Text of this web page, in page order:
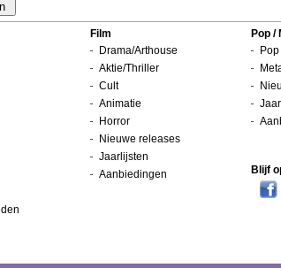
Film
Drama/Arthouse
Aktie/Thriller
Cult
Animatie
Horror
Nieuwe releases
Jaarlijsten
Aanbiedingen
Pop /
Blijf